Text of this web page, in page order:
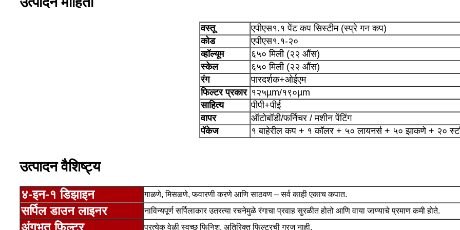
वस्तू
एपीएस१.१ पेंट कप सिस्टीम (स्प्रे गन कप)
कोड
एपीएस१.१-२०
व्हॉल्यूम
६५० मिली (२२ औंस)
स्केल
६५० मिली (२२ औंस)
रंग
पारदर्शक+ओईएम
फिल्टर प्रकार १२५µm/१९०µm
साहित्य
पीपी+पीई
वापर
ऑटोबॉडी/फर्निचर / मशीन पेंटिंग
पॅकेज
१ बाहेरील कप + १ कॉलर + ५० लायनर्स + ५० झाकणे + २०
उत्पादन वैशिष्ट्य
४-इन-१ डिझाइन गाळणे, मिसळणे, फवारणी करणे आणि साठवण – सर्व काही एकाच कपात.
सर्पिल डाउन लाइनर नाविन्यपूर्ण सर्पिलाकार उतरत्या रचनेमुळे रंगाचा प्रवाह सुरळीत होतो आणि वाया जाण्याचे प्रमाण कमी होते.
अंगभूत फिल्टर प्रत्येक वेळी स्वच्छ फिनिश, अतिरिक्त फिल्टरची गरज नाही.